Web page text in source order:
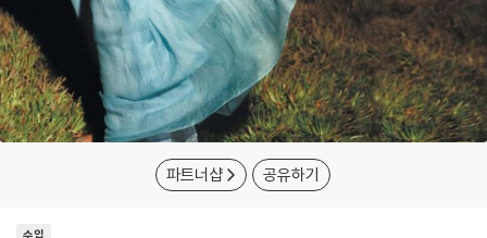
파트너샵 공유하기
수입